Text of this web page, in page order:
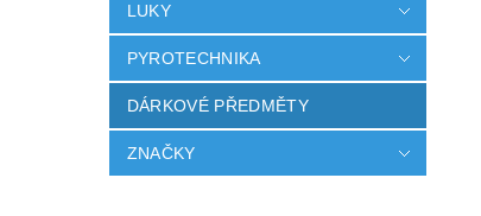
LUKY
PYROTECHNIKA
DÁRKOVÉ PŘEDMĚTY
ZNAČKY